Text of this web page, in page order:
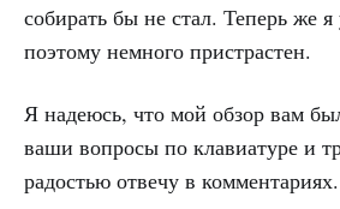
собирать бы не стал. Теперь же
поэтому немного пристрастен.
Я надеюсь, что мой обзор вам
ваши вопросы по клавиатуре и
радостью отвечу в комментариях.